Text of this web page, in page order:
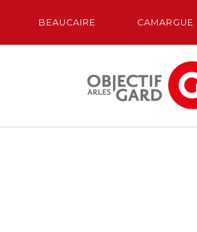
BEAUCAIRE CAMARGUE